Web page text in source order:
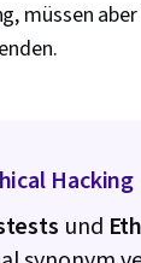
müssen
Hacking
und